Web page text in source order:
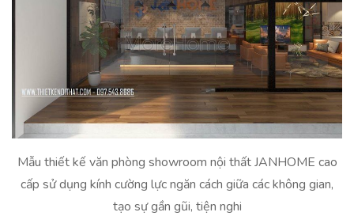
Mẫu thiết kế văn phòng showroom nội thất JANHOME cao
cấp sử dụng kính cường lực ngăn cách giữa các không gian,
tạo sự gần gũi, tiện nghi